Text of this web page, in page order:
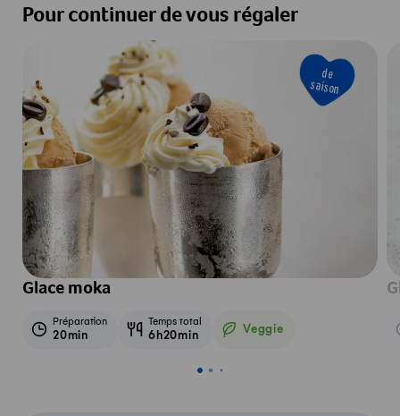
Pour continuer de vous régaler
de
saison
Glace moka
Préparation
20min
Temps total
6h20min Veggie
Veggie